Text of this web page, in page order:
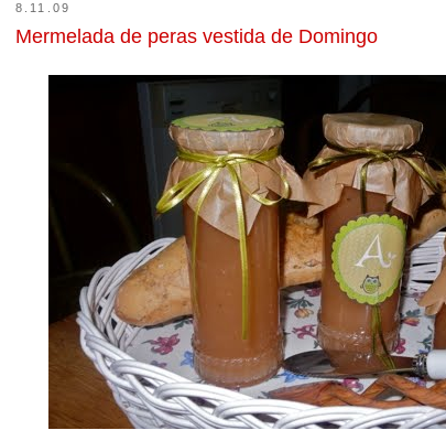
8.11.09
Mermelada de peras vestida de Domingo